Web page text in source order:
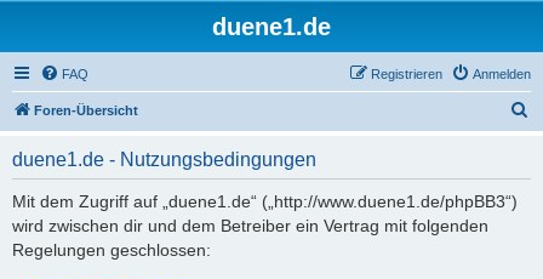
duene1.de
FAQ Anmelden
Registrieren
Foren-Übersicht
duene1.de - Nutzungsbedingungen
Mit dem Zugriff auf „duene1.de“ („http://www.duene1.de/phpBB3“)
wird zwischen dir und dem Betreiber ein Vertrag mit folgenden
Regelungen geschlossen: